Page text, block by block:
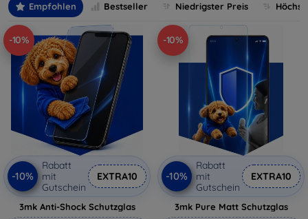
Empfohlen Bestseller Niedrigster Preis
-10%
-10%
Rabatt
mit
Gutschein
EXTRA10
3mk Anti-Shock Schutzglas
-10%
-10%
Rabatt
mit
Gutschein
EXTRA10
3mk Pure Matt Schutzglas